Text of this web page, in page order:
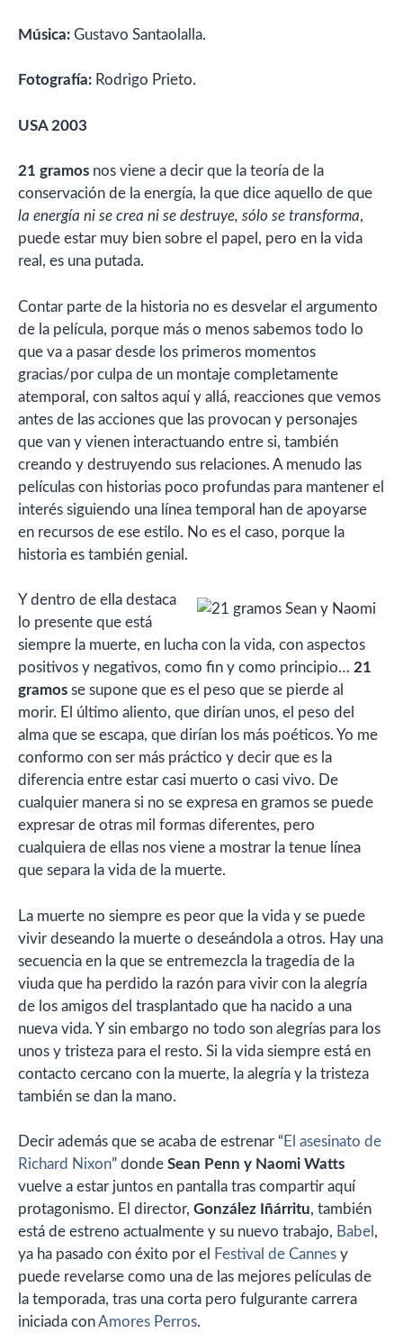
Música: Gustavo Santaolalla.
Fotografía: Rodrigo Prieto.
USA 2003
21 gramos nos viene a decir que la teoría de la
conservación de la energía, la que dice aquello de que
la energía ni se crea ni se destruye, sólo se transforma,
puede estar muy bien sobre el papel, pero en la vida
real, es una putada.
Contar parte de la historia no es desvelar el argumento
de la película, porque más o menos sabemos todo lo
que va a pasar desde los primeros momentos
gracias/por culpa de un montaje completamente
atemporal, con saltos aquí y allá, reacciones que vemos
antes de las acciones que las provocan y personajes
que van y vienen interactuando entre si, también
creando y destruyendo sus relaciones. A menudo las
películas con historias poco profundas para mantener el
interés siguiendo una línea temporal han de apoyarse
en recursos de ese estilo. No es el caso, porque la
historia es también genial.
Y dentro de ella destaca
lo presente que está
siempre la muerte, en lucha con la vida, con aspectos
positivos y negativos, como fin y como principio… 21
gramos se supone que es el peso que se pierde al
morir. El último aliento, que dirían unos, el peso del
alma que se escapa, que dirían los más poéticos. Yo me
conformo con ser más práctico y decir que es la
diferencia entre estar casi muerto o casi vivo. De
cualquier manera si no se expresa en gramos se puede
expresar de otras mil formas diferentes, pero
cualquiera de ellas nos viene a mostrar la tenue línea
que separa la vida de la muerte.
La muerte no siempre es peor que la vida y se puede
vivir deseando la muerte o deseándola a otros. Hay una
secuencia en la que se entremezcla la tragedia de la
viuda que ha perdido la razón para vivir con la alegría
de los amigos del trasplantado que ha nacido a una
nueva vida. Y sin embargo no todo son alegrías para los
unos y tristeza para el resto. Si la vida siempre está en
contacto cercano con la muerte, la alegría y la tristeza
también se dan la mano.
Decir además que se acaba de estrenar “ El asesinato de
Richard Nixon” donde Sean Penn y Naomi Watts
vuelve a estar juntos en pantalla tras compartir aquí
protagonismo. El director, González Iñárritu, también
está de estreno actualmente y su nuevo trabajo, Babel ,
ya ha pasado con éxito por el
Festival de Cannes y
puede revelarse como una de las mejores películas de
la temporada, tras una corta pero fulgurante carrera
iniciada conAmores Perros.